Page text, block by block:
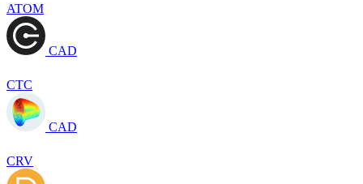
ATOM
CAD
CTC
CAD
CRV